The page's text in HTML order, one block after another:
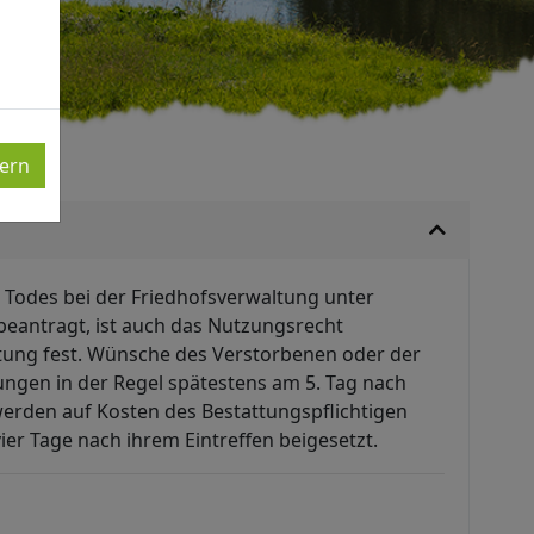
bei der Friedhofsverwaltung unter
ist auch das Nutzungsrecht
fest. Wünsche des Verstorbenen oder der
in der Regel spätestens am 5. Tag nach
auf Kosten des Bestattungspflichtigen
Tage nach ihrem Eintreffen beigesetzt.